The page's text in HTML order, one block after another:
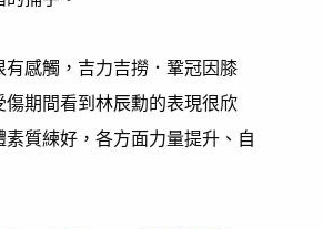
感觸，吉力吉撈．鞏冠因膝
期間看到林辰勳的表現很欣
質練好，各方面力量提升、自